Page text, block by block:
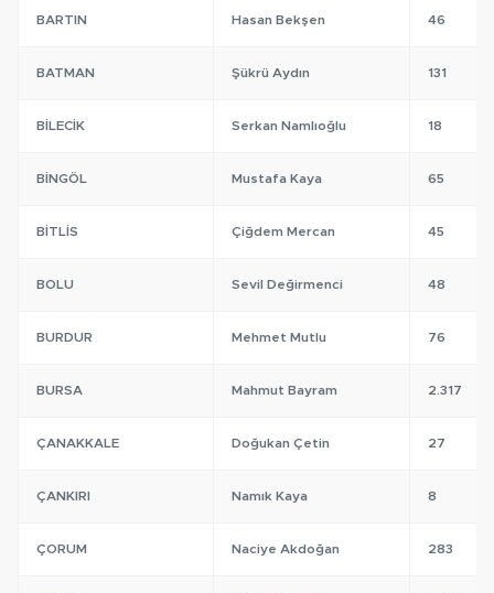
BARTIN Hasan Bekşen 46
BATMAN Şükrü Aydın 131
BILECIK Serkan Namlıoğlu 18
BINGÖL Mustafa Kaya 65
BITLIS Çiğdem Mercan 45
BOLU Sevil Değirmenci 48
BURDUR Mehmet Mutlu 76
BURSA Mahmut Bayram 2.317
ÇANAKKALE Doğukan Çetin 27
ÇANKIRI Namık Kaya 8
ÇORUM Naciye Akdoğan 283